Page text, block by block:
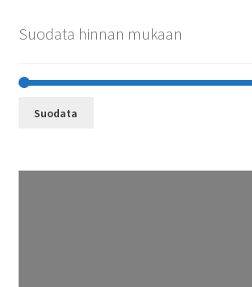
Suodata hinnan mukaan
Suodata